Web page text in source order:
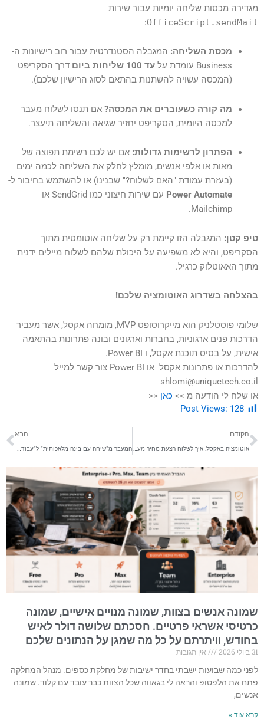
מגדירה מכסות שליחה יומיות עבור שירות
OfficeScript.sendMail
:
מכסת השליחה: המגבלה הסטנדרטית עבור רוב רישיונות ה-
Business עומדת על
עד 100 שליחות ביום
דרך הסקריפט
(המכסה עשויה להשתנות בהתאם לסוג הרישיון שלכם).
מה קורה כשעוברים את המכסה?אם תנסו לשלוח מעבר
למכסה היומית, הסקריפט יחזיר שגיאה והשליחה תיעצר.
הפתרון לרשימות גדולות: אם יש לכם רשימת תפוצה של
מאות או אלפי אנשים, מומלץ לחלק את השליחה לכמה ימים
(בעזרת עמודת "האם לשלוח?" שבנינו) או להשתמש בחיבור ל-
Power Automate
עם שירות חיצוני כמו SendGrid או
Mailchimp.
טיפ קטן: המגבלה הזו קיימת רק על שליחה אוטומטית מתוך
הסקריפט, והיא לא משפיעה על היכולת שלהם לשלוח מיילים ידנית
מתוך האאוטלוק כרגיל.
בהצלחה בשדרוג האוטומציה שלכם!
שלומי פוסטלניק הוא מייקרוסופט MVP, מומחה אקסל, אשר מעביר
הדרכות פנים ארגוניות, בחברות וארגונים ובונה פתרונות בהתאמה
אישית, על בסיס תוכנת אקסל, ו Power BI.
להדרכות או פתרונות אקסל או Power BI צור קשר למייל
shlomi@uniquetech.co.il
או שלח לי הודעה מ >> כאן <<
Post Views: 128
קודם
הקודם
אוטומציה באקסל: איך לשלוח הצעת מחיר מעוצבת בעברית בלחיצת כפתור (המדריך המלא)
הבא
המעבר מ"שיחה עם בינה מלאכותית" ל"עבודה עם בינה מלאכותית" – הכירו את Frontier: כך תפעילו את סוכני ה-AI החדשים של Microsoft 365 –
שמונה אנשים בצוות, שמונה מנויים אישיים, שמונה
כרטיסי אשראי פרטיים. חסכתם שלושה דולר לאיש
בחודש, וויתרתם על כל מה שמגן על הנתונים שלכם
31 ביולי 2026
אין תגובות
לפני כמה שבועות ישבתי בחדר ישיבות של מחלקת כספים. מנהל המחלקה
פתח את הלפטופ והראה לי בגאווה שכל הצוות כבר עובד עם קלוד. שמונה
אנשים,
קרא עוד »